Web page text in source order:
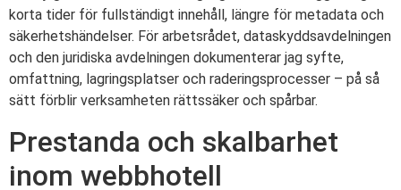
korta tider för fullständigt innehåll, längre för metadata och
säkerhetshändelser. För arbetsrådet, dataskyddsavdelningen
och den juridiska avdelningen dokumenterar jag syfte,
omfattning, lagringsplatser och raderingsprocesser – på så
sätt förblir verksamheten rättssäker och spårbar.
Prestanda och skalbarhet
inom webbhotell